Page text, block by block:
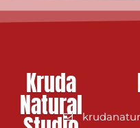
Kruda
Natural